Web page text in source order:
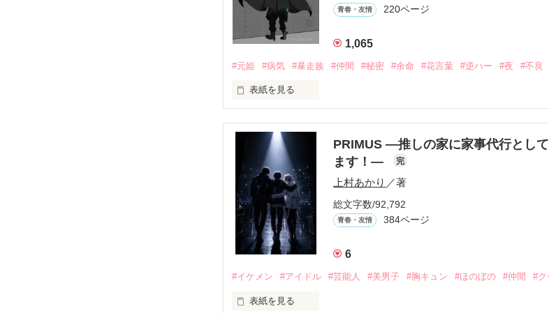
｢あんたなんか産まなきゃ良かった｣
『産まれてきてくれてありがとう』
『──が居てくれたから俺たちは·····』
両親から虐待を受け感情を知らない女の子と
その女の子に感情を教える極道達との物語。
泣き方も、笑い方も、助けの求め方も、何も知らなかった。
青春・友情 220ページ
1,065
#元姫 #病気 #暴走族 #仲間 #秘密 #余命 #花言葉 #逆ハー #夜 #不良
表紙を見る
世界№1の最強。通り名・night
龍牙の元姫
桜城　紗夜(さくらぎ　さや)
×
全国一位・龍牙(りゅうが)メンバー
龍牙・総長。
黒崎　零斗(くろさき　れいと)
龍牙・姫。
PRIMUS ―推しの家に家事代行とし
ます！―
完
上村あかり ／著
総文字数/92,792
青春・友情 384ページ
6
#イケメン #アイドル #芸能人 #美男子 #胸キュン #ほのぼの #仲間 #ク
表紙を見る